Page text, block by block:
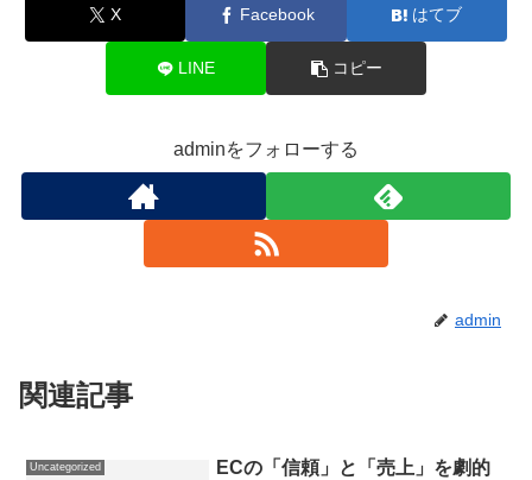
X Facebook はてブ
LINE コピー
adminをフォローする
admin
関連記事
Uncategorized
ECの「信頼」と「売上」を劇的